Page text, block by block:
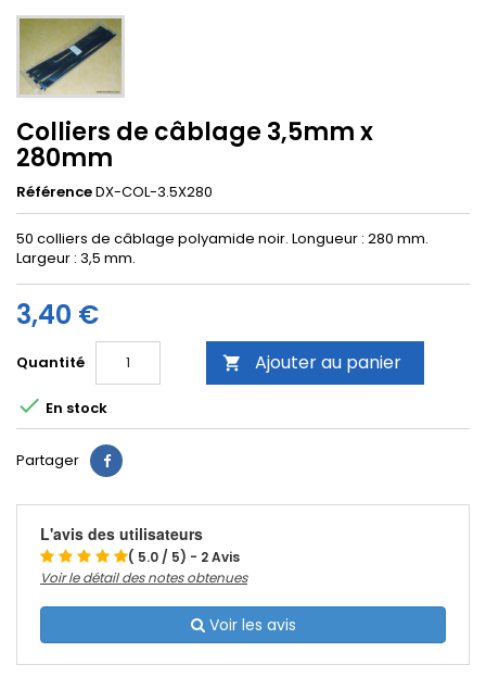
Colliers de câblage 3,5mm x
280mm
RéférenceDX-COL-3.5X280
50 colliers de câblage polyamide noir. Longueur : 280 mm.
Largeur : 3,5 mm.
3,40 €
Quantité  Ajouter au panier
 En stock
Partager
L'avis des utilisateurs
( 5.0 / 5) - 2 Avis
Voir le détail des notes obtenues
Voir les avis